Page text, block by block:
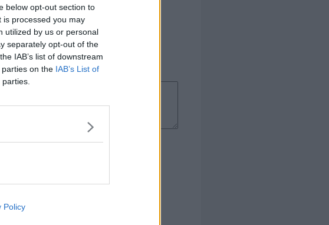
below opt-out section to
processed you may
utilized by us or personal
separately opt-out of the
IAB’s list of downstream
on the IAB’s List of
Policyistedet for almindelige æg. Da det giver